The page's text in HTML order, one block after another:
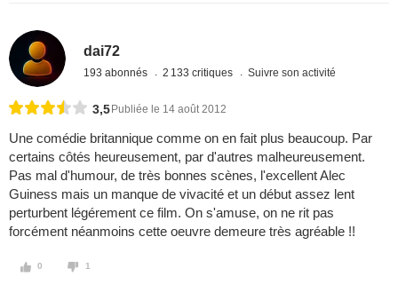
dai72
193 abonnés 2 133 critiques Suivre son activité
3,5 Publiée le 14 août 2012
Une comédie britannique comme on en fait plus beaucoup. Par
certains côtés heureusement, par d'autres malheureusement.
Pas mal d'humour, de très bonnes scènes, l'excellent Alec
Guiness mais un manque de vivacité et un début assez lent
perturbent légérement ce film. On s'amuse, on ne rit pas
forcément néanmoins cette oeuvre demeure très agréable !!
0 1